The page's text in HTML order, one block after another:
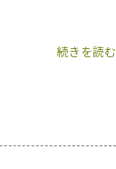
続きを読む